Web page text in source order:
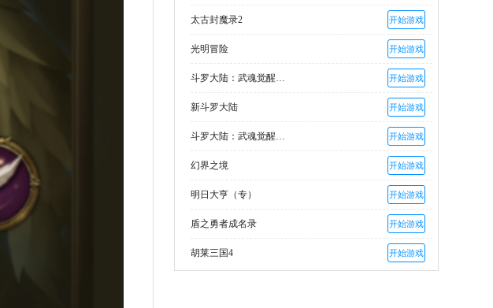
太古封魔录2 开始游戏
光明冒险 开始游戏
斗罗大陆：武魂觉醒（魂师服） 开始游戏
新斗罗大陆 开始游戏
斗罗大陆：武魂觉醒（龙神服） 开始游戏
幻界之境 开始游戏
明日大亨（专） 开始游戏
盾之勇者成名录 开始游戏
胡莱三国4 开始游戏